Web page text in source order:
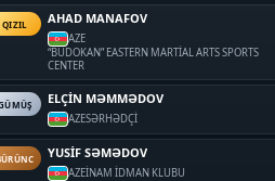
QIZIL AHAD MANAFOV
AZE
“BUDOKAN” EASTERN MARTİAL ARTS SPORTS
CENTER
ELÇİN MƏMMƏDOV
AZESƏRHƏDÇİ
YUSİF SƏMƏDOV
AZEİNAM İDMAN KLUBU